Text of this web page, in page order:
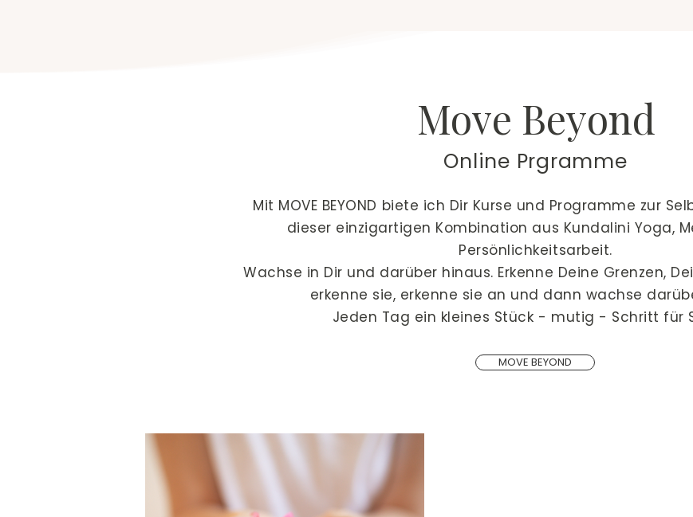
Move Beyond
Online Prgramme
Mit MOVE BEYOND biete ich Dir Kurse und Programme zur
dieser einzigartigen Kombination aus Kundalini Yoga,
Persönlichkeitsarbeit.
Wachse in Dir und darüber hinaus. Erkenne Deine Grenzen,
erkenne sie, erkenne sie an und dann wachse
Jeden Tag ein kleines Stück - mutig - Schritt für
MOVE BEYOND